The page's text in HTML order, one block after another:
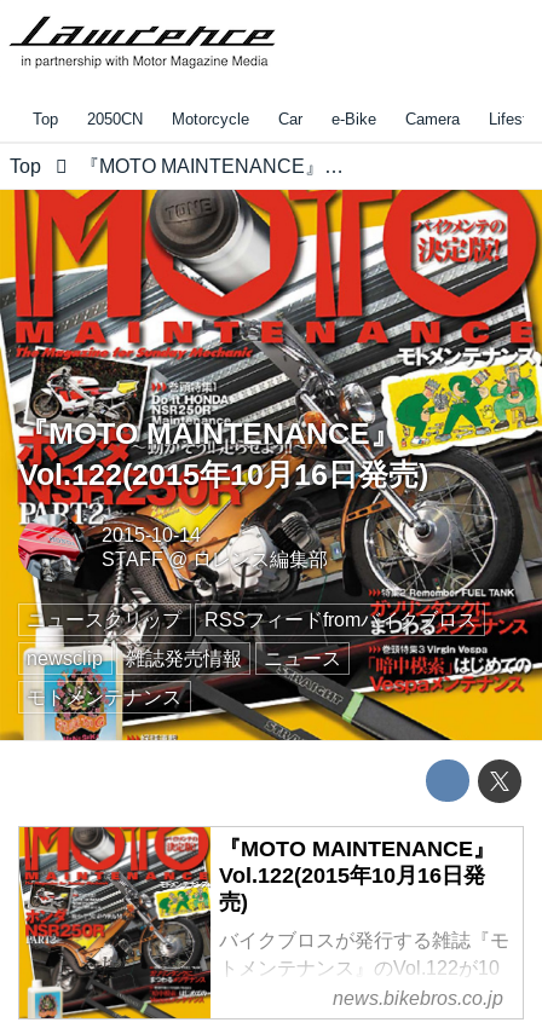
Top 2050CN Motorcycle Car e-Bike Camera
Top 『MOTO MAINTENANCE』Vol.122(2015年10月16日発売)
『MOTO MAINTENANCE』
Vol.122(2015年10月16日発売)
2015-10-14
STAFF@ロレンス編集部
ニュースクリップ
RSSフィードfromバイクブロス
newsclip
雑誌発売情報
ニュース
モトメンテナンス
『MOTO MAINTENANCE』
Vol.122(2015年10月16日発
売)
バイクブロスが発行する雑誌『モ
トメンテナンス』のVol.122が10
月16日に発売されるnews.bikebros.co.jp